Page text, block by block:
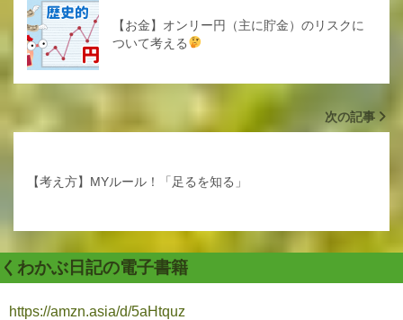
【お金】オンリー円（主に貯金）のリスクに
ついて考える
次の記事
【考え方】MYルール！「足るを知る」
くわかぶ日記の電子書籍
https://amzn.asia/d/5aHtquz